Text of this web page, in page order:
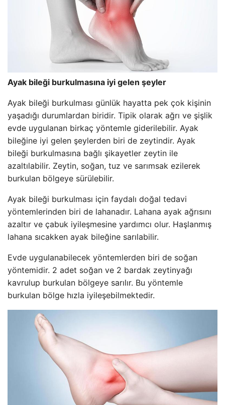
Ayak bileği burkulmasına iyi gelen şeyler
Ayak bileği burkulması günlük hayatta pek çok kişinin
yaşadığı durumlardan biridir. Tipik olarak ağrı ve şişlik
evde uygulanan birkaç yöntemle giderilebilir. Ayak
bileğine iyi gelen şeylerden biri de zeytindir. Ayak
bileği burkulmasına bağlı şikayetler zeytin ile
azaltılabilir. Zeytin, soğan, tuz ve sarımsak ezilerek
burkulan bölgeye sürülebilir.
Ayak bileği burkulması için faydalı doğal tedavi
yöntemlerinden biri de lahanadır. Lahana ayak ağrısını
azaltır ve çabuk iyileşmesine yardımcı olur. Haşlanmış
lahana sıcakken ayak bileğine sarılabilir.
Evde uygulanabilecek yöntemlerden biri de soğan
yöntemidir. 2 adet soğan ve 2 bardak zeytinyağı
kavrulup burkulan bölgeye sarılır. Bu yöntemle
burkulan bölge hızla iyileşebilmektedir.